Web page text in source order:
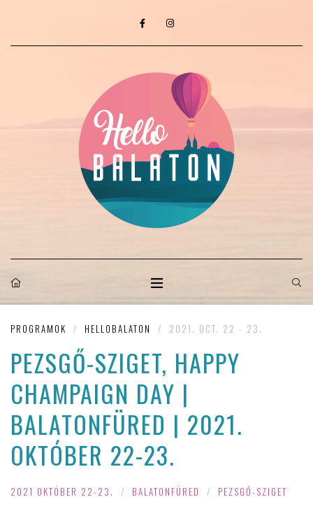
PROGRAMOK / HELLOBALATON / 2021. OCT. 22 - 23.
PEZSGŐ-SZIGET, HAPPY
CHAMPAIGN DAY |
BALATONFÜRED | 2021.
OKTÓBER 22-23.
2021 OKTÓBER 22-23. / BALATONFÜRED / PEZSGŐ-SZIGET